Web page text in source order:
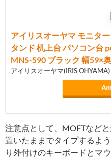
アイリスオーヤマ モニタ
タンド 机上台 パソコン台
MNS-590 ブラック 幅59×
アイリスオーヤマ(IRIS OHYAMA)
注意点として、MOFTなど
置いたままでタイプするよ
り外付けのキーボードとマ